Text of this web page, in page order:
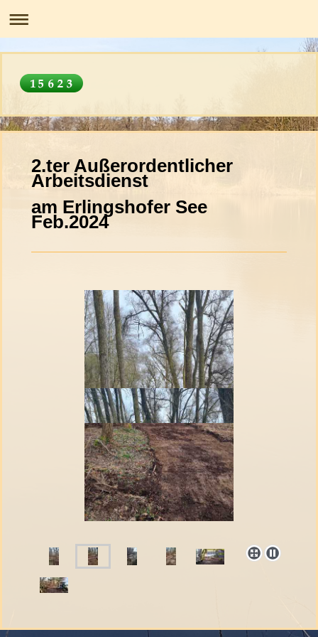
2.ter Außerordentlicher
Arbeitsdienst
am Erlingshofer See
Feb.2024